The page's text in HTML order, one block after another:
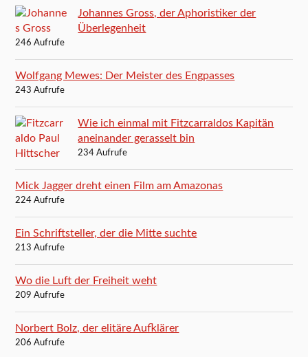
Johannes Gross, der Aphoristiker der
Überlegenheit
246 Aufrufe
Wolfgang Mewes: Der Meister des Engpasses
243 Aufrufe
Wie ich einmal mit Fitzcarraldos Kapitän
aneinander gerasselt bin
234 Aufrufe
Mick Jagger dreht einen Film am Amazonas
224 Aufrufe
Ein Schriftsteller, der die Mitte suchte
213 Aufrufe
Wo die Luft der Freiheit weht
209 Aufrufe
Norbert Bolz, der elitäre Aufklärer
206 Aufrufe